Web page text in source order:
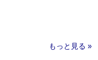
もっと見る »